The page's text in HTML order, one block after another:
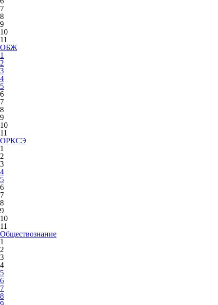
7
8
9
10
11
ОБЖ
1
2
3
4
5
6
7
8
9
10
11
ОРКСЭ
1
2
3
4
5
6
7
8
9
10
11
Обществознание
1
2
3
4
5
6
7
8